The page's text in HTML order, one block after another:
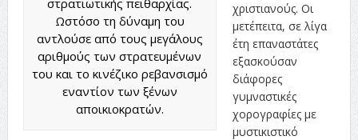
Ωστόσο τη δύναμη του
αντλούσε από τους μεγάλους
αριθμούς των στρατευμένων
του και το κινέζικο ρεβανσισμό
εναντίον των ξένων
αποικιοκρατών.
χριστιανούς. Οι
μετέπειτα, σε λίγα
έτη επαναστάτες
εξασκούσαν
διάφορες
γυμναστικές
χορογραφίες με
μυστικιστικό